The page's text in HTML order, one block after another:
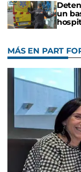
un
MÁS EN PART